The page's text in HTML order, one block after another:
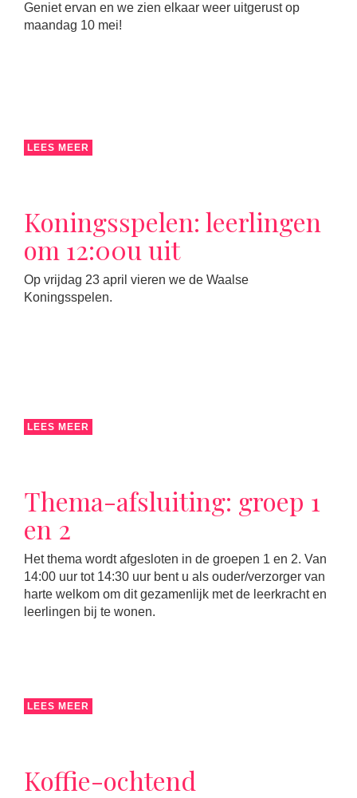
Geniet ervan en we zien elkaar weer uitgerust op
maandag 10 mei!
LEES MEER
Koningsspelen: leerlingen
om 12:00u uit
Op vrijdag 23 april vieren we de Waalse
Koningsspelen.
LEES MEER
Thema-afsluiting: groep 1
en 2
Het thema wordt afgesloten in de groepen 1 en 2. Van
14:00 uur tot 14:30 uur bent u als ouder/verzorger van
harte welkom om dit gezamenlijk met de leerkracht en
leerlingen bij te wonen.
LEES MEER
Koffie-ochtend